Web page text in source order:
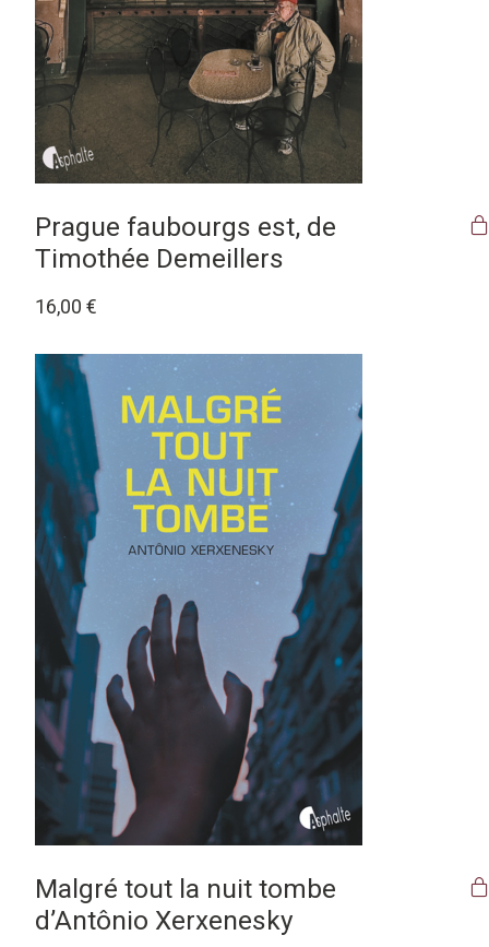
Prague faubourgs est, de
Timothée Demeillers
16,00 €
Malgré tout la nuit tombe
d’Antônio Xerxenesky